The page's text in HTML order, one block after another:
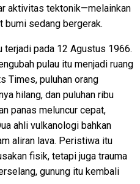
aktivitas tektonik—melainkan
bumi sedang bergerak.
terjadi pada 12 Agustus 1966.
pulau itu menjadi ruang
Times, puluhan orang
hilang, dan puluhan ribu
panas meluncur cepat,
ahli vulkanologi bahkan
aliran lava. Peristiwa itu
fisik, tetapi juga trauma
gunung itu kembali